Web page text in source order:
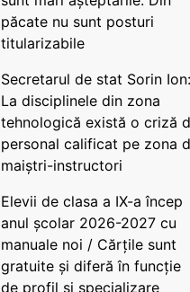
păcate nu sunt posturi
titularizabile
Secretarul de stat Sorin Ion:
La disciplinele din zona
tehnologică există o criză
personal calificat pe zona
maiștri-instructori
Elevii de clasa a IX-a încep
anul școlar 2026-2027 cu
manuale noi / Cărțile sunt
gratuite și diferă în funcție
de profil și specializare